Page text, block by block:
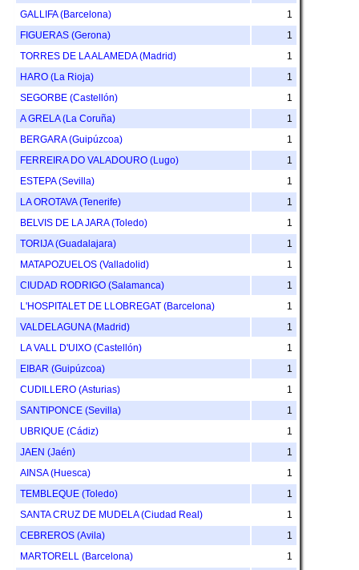
GALLIFA (Barcelona)
1
FIGUERAS (Gerona)
1
TORRES DE LA ALAMEDA (Madrid)
1
HARO (La Rioja)
1
SEGORBE (Castellón)
1
A GRELA (La Coruña)
1
BERGARA (Guipúzcoa)
1
FERREIRA DO VALADOURO (Lugo)
1
ESTEPA (Sevilla)
1
LA OROTAVA (Tenerife)
1
BELVIS DE LA JARA (Toledo)
1
TORIJA (Guadalajara)
1
MATAPOZUELOS (Valladolid)
1
CIUDAD RODRIGO (Salamanca)
1
L'HOSPITALET DE LLOBREGAT (Barcelona)
1
VALDELAGUNA (Madrid)
1
LA VALL D'UIXO (Castellón)
1
EIBAR (Guipúzcoa)
1
CUDILLERO (Asturias)
1
SANTIPONCE (Sevilla)
1
UBRIQUE (Cádiz)
1
JAEN (Jaén)
1
AINSA (Huesca)
1
TEMBLEQUE (Toledo)
1
SANTA CRUZ DE MUDELA (Ciudad Real)
1
CEBREROS (Avila)
1
MARTORELL (Barcelona)
1